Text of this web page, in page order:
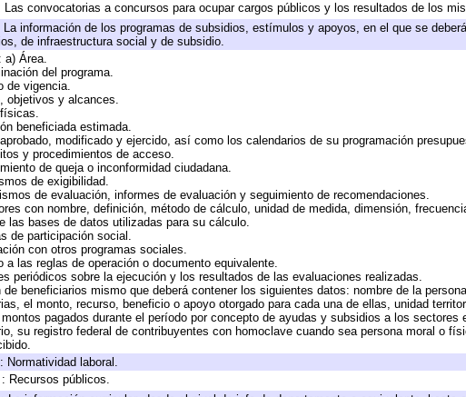
Las convocatorias a concursos para ocupar cargos públicos y los resultados de los
La información de los programas de subsidios, estímulos y apoyos, en el que se
de infraestructura social y de subsidio.
a) Área.
del programa.
de vigencia.
objetivos y alcances.
beneficiada estimada.
modificado y ejercido, así como los calendarios de su programación
y procedimientos de acceso.
de queja o inconformidad ciudadana.
de exigibilidad.
de evaluación, informes de evaluación y seguimiento de recomendaciones.
con nombre, definición, método de cálculo, unidad de medida, dimensión,
las bases de datos utilizadas para su cálculo.
de participación social.
con otros programas sociales.
a las reglas de operación o documento equivalente.
periódicos sobre la ejecución y los resultados de las evaluaciones realizadas.
de beneficiarios mismo que deberá contener los siguientes datos: nombre de la
el monto, recurso, beneficio o apoyo otorgado para cada una de ellas, unidad
pagados durante el período por concepto de ayudas y subsidios a los
su registro federal de contribuyentes con homoclave cuando sea persona moral o
Normatividad laboral.
Recursos públicos.